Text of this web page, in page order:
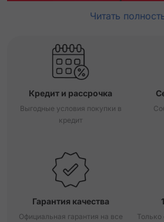
Читать
Кредит и рассрочка
Выгодные условия покупки в
кредит
Гарантия качества
Официальная гарантия на все
Только